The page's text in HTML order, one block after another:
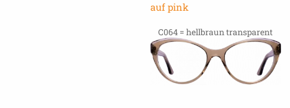
C064 = hellbraun transparent